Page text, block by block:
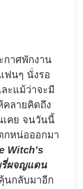
กาศพักงาน
ฟนๆ นั่งรอ
ะแม้ว่าจะมี
คลายคิดถึง
เคย จนวันนี้
กหน่อออกมา
Witch’s
รี่ผจญแดน
นกลับมาอีก